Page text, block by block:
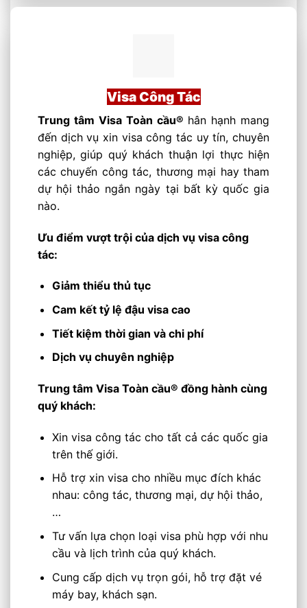
Visa Công Tác
Trung tâm Visa Toàn cầu® hân hạnh mang
đến dịch vụ xin visa công tác uy tín, chuyên
nghiệp, giúp quý khách thuận lợi thực hiện
các chuyến công tác, thương mại hay tham
dự hội thảo ngắn ngày tại bất kỳ quốc gia
nào.
Ưu điểm vượt trội của dịch vụ visa công
tác:
Giảm thiểu thủ tục
Cam kết tỷ lệ đậu visa cao
Tiết kiệm thời gian và chi phí
Dịch vụ chuyên nghiệp
Trung tâm Visa Toàn cầu® đồng hành cùng
quý khách:
Xin visa công tác cho tất cả các quốc gia
trên thế giới.
Hỗ trợ xin visa cho nhiều mục đích khác
nhau: công tác, thương mại, dự hội thảo,
…
Tư vấn lựa chọn loại visa phù hợp với nhu
cầu và lịch trình của quý khách.
Cung cấp dịch vụ trọn gói, hỗ trợ đặt vé
máy bay, khách sạn.